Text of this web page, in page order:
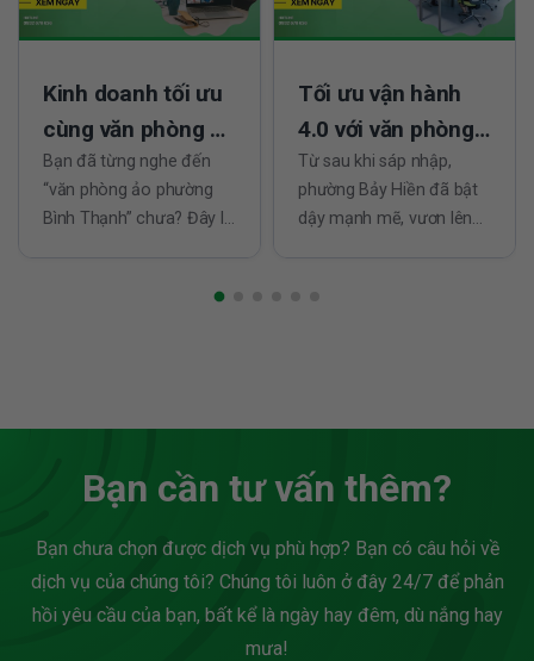
Kinh doanh tối ưu
cùng văn phòng ảo
phường Bình
Thạnh
Bạn đã từng nghe đến
“văn phòng ảo phường
Bình Thạnh” chưa? Đây là
nghiệp trẻ ưa chuộng vì
Tối ưu vận hành
4.0 với văn phòng
ảo phường Bảy
Hiền
Từ sau khi sáp nhập,
phường Bảy Hiền đã bật
dậy mạnh mẽ, vươn lên
Bạn cần tư vấn thêm?
Bạn chưa chọn được dịch vụ phù hợp? Bạn có câu hỏi về
dịch vụ của chúng tôi? Chúng tôi luôn ở đây 24/7 để phản
hồi yêu cầu của bạn, bất kể là ngày hay đêm, dù nắng hay
mưa!